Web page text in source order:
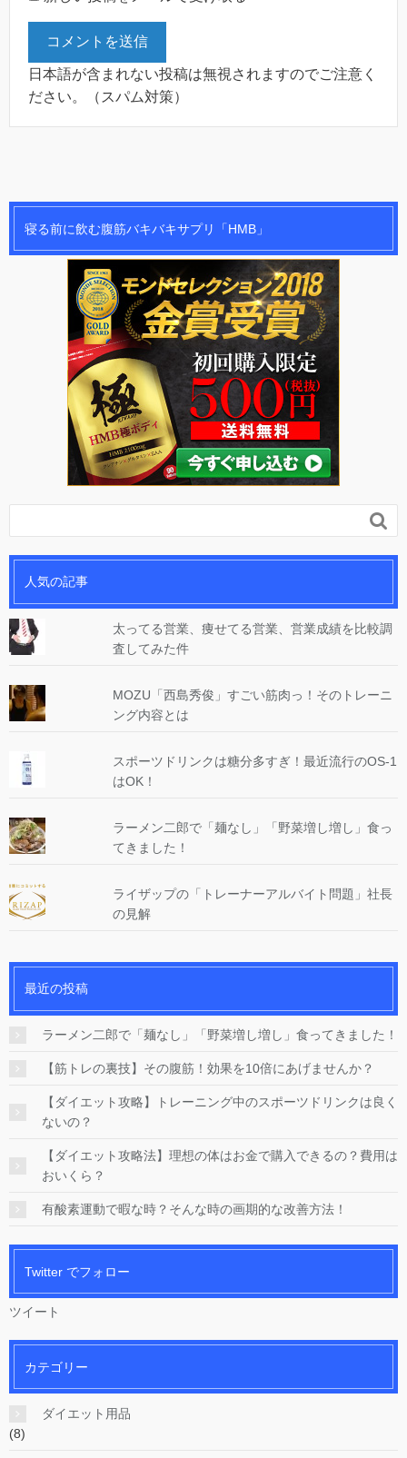
日本語が含まれない投稿は無視されますのでご注意く
ださい。（スパム対策）
寝る前に飲む腹筋バキバキサプリ「HMB」

人気の記事
太ってる営業、痩せてる営業、営業成績を比較調
査してみた件
MOZU「西島秀俊」すごい筋肉っ！そのトレーニ
ング内容とは
スポーツドリンクは糖分多すぎ！最近流行のOS-1
はOK！
ラーメン二郎で「麺なし」「野菜増し増し」食っ
てきました！
ライザップの「トレーナーアルバイト問題」社長
の見解
最近の投稿
ラーメン二郎で「麺なし」「野菜増し増し」食ってきました！
【筋トレの裏技】その腹筋！効果を10倍にあげませんか？
【ダイエット攻略】トレーニング中のスポーツドリンクは良く
ないの？
【ダイエット攻略法】理想の体はお金で購入できるの？費用は
おいくら？
有酸素運動で暇な時？そんな時の画期的な改善方法！
Twitter でフォロー
ツイート
カテゴリー
ダイエット用品
(8)